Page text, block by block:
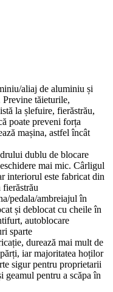
aliaj de aluminiu și
Previne tăieturile,
la șlefuire, fierăstrău,
poate preveni forța
mașina, astfel încât
dublu de blocare
mai mic. Cârligul
interiorul este fabricat din
pedala/ambreiajul în
și deblocat cu cheile în
autoblocare
sparte
durează mai mult de
iar majoritatea hoților
sigur pentru proprietarii
geamul pentru a scăpa în